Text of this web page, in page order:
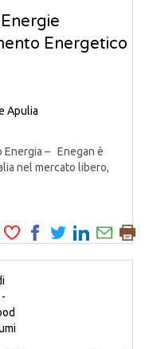
Energetico
Apulia
Energia – Enegan è
nel mercato libero,